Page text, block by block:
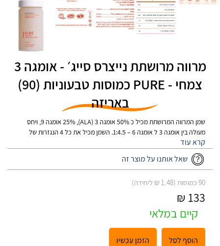
מרווה מרושתת נייצרס סייג׳ - אומגה 3
צמחי - PURE כמוסות טבעוניות (90)
באריזה
שמן המרווה המרושתת מכיל כ 50% אומגה 3 (ALA), 25% אומגה 9, ויחס
מעולה בין אומגה 3 ל אומגה 6 – 1:4.5. השמן מכיל את כל 4 הנגזרות של
ויטמין E בצורה טבעית, ומכיל פיטסטרולים ופוליפנולים נדירים. ניתן גם לשתות
את תוכן הכמוסה ללא חשש, לשמן יש טעם צמחי עדין.
שאל אותנו על מוצר זה
90 כמוסות (1.48 ₪ ליחידה)
133 ₪
קיים במלאי
הוסף לסל הזמן עכשיו